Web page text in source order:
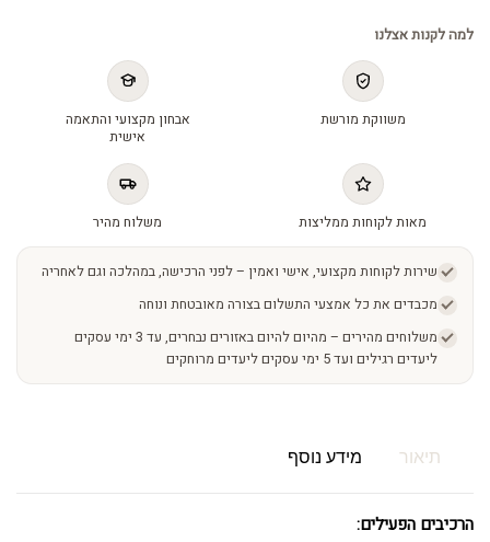
למה לקנות אצלנו
משווקת מורשת
אבחון מקצועי והתאמה
אישית
מאות לקוחות ממליצות משלוח מהיר
שירות לקוחות מקצועי, אישי ואמין – לפני הרכישה, במהלכה וגם לאחריה
מכבדים את כל אמצעי התשלום בצורה מאובטחת ונוחה
משלוחים מהירים – מהיום להיום באזורים נבחרים, עד 3 ימי עסקים
ליעדים רגילים ועד 5 ימי עסקים ליעדים מרוחקים
תיאור מידע נוסף
הרכיבים הפעילים: